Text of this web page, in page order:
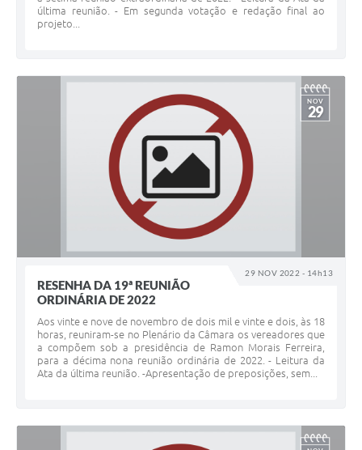
última reunião. - Em segunda votação e redação final ao
projeto...
29 NOV 2022 - 14h13
NOV
29
RESENHA DA 19ª REUNIÃO
ORDINÁRIA DE 2022
Aos vinte e nove de novembro de dois mil e vinte e dois, às 18
horas, reuniram-se no Plenário da Câmara os vereadores que
a compõem sob a presidência de Ramon Morais Ferreira,
para a décima nona reunião ordinária de 2022. - Leitura da
Ata da última reunião. -Apresentação de preposições, sem...